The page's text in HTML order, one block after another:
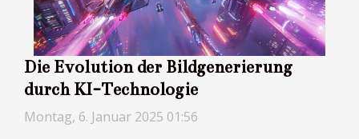
Die Evolution der Bildgenerierung
durch KI-Technologie
Montag, 6. Januar 2025 01:56